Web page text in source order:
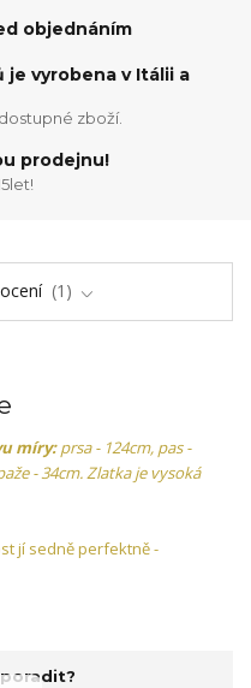
objednáním
je vyrobena v Itálii a
zboží.
prodejnu!
1
míry:prsa - 124cm, pas -
- 34cm. Zlatka je vysoká
jí sedně perfektně -